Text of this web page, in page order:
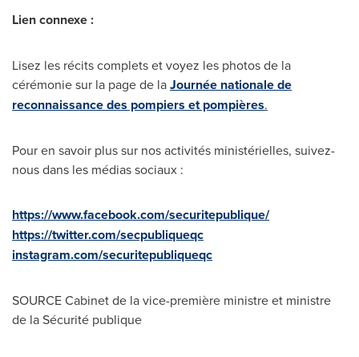
Lien connexe :
Lisez les récits complets et voyez les photos de la
cérémonie sur la page de laJournée nationale de
reconnaissance des pompiers et pompières.
Pour en savoir plus sur nos activités ministérielles, suivez-
nous dans les médias sociaux :
https://www.facebook.com/securitepublique/
https://twitter.com/secpubliqueqc
instagram.com/securitepubliqueqc
SOURCE Cabinet de la vice-première ministre et ministre
de la Sécurité publique